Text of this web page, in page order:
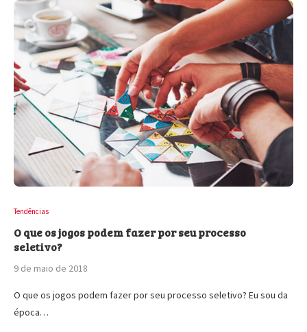
Tendências
O que os jogos podem fazer por seu processo
seletivo?
9 de maio de 2018
O que os jogos podem fazer por seu processo seletivo? Eu sou da
época…